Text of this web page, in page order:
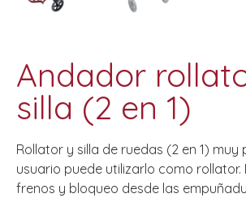
Andador
silla (2 en 1)
Rollator y silla de ruedas (2 en 1) muy
usuario puede utilizarlo como rollator.
frenos y bloqueo desde las